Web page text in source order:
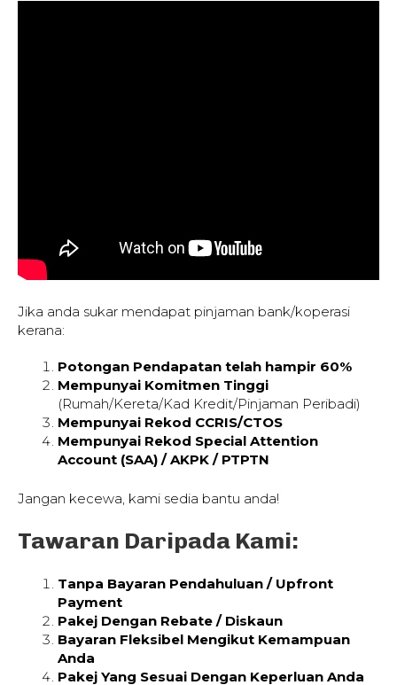
Jika anda sukar mendapat pinjaman bank/koperasi
kerana:
Potongan Pendapatan telah hampir 60%
Mempunyai Komitmen Tinggi
(Rumah/Kereta/Kad Kredit/Pinjaman Peribadi)
Mempunyai Rekod CCRIS/CTOS
Mempunyai Rekod Special Attention
Account (SAA) / AKPK / PTPTN
Jangan kecewa, kami sedia bantu anda!
Tawaran Daripada Kami:
Tanpa Bayaran Pendahuluan / Upfront
Payment
Pakej Dengan Rebate / Diskaun
Bayaran Fleksibel Mengikut Kemampuan
Anda
Pakej Yang Sesuai Dengan Keperluan Anda